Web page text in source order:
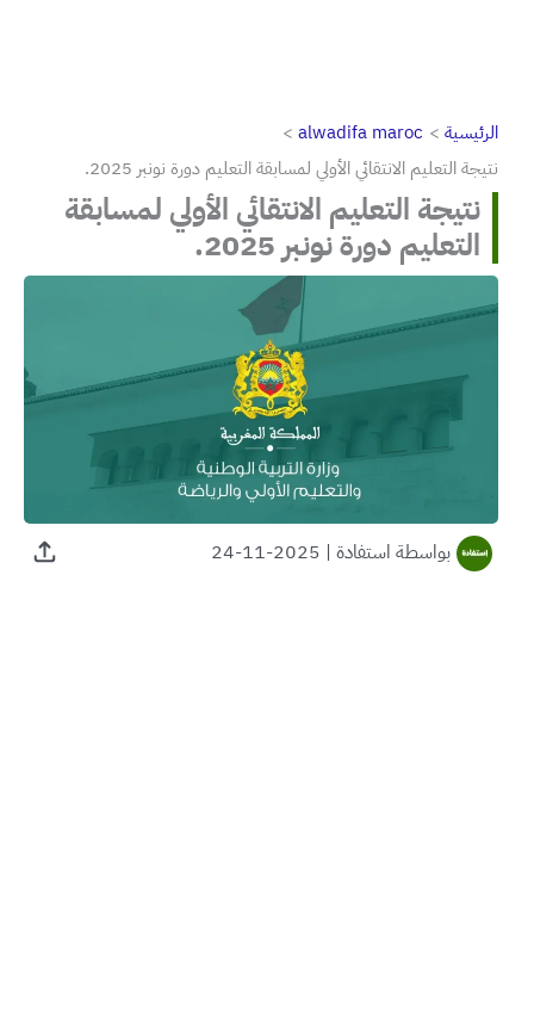
الرئيسية
alwadifa maroc
نتيجة التعليم الانتقائي الأولي لمسابقة التعليم دورة نونبر 2025.
نتيجة التعليم الانتقائي الأولي لمسابقة
التعليم دورة نونبر 2025.
بواسطة استفادة |
2025-11-24